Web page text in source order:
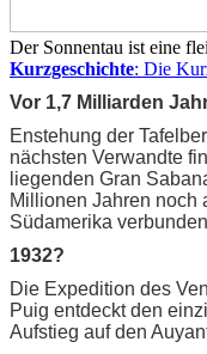
Der Sonnentau ist eine
Kurzgeschichte: Die
Vor 1,7 Milliarden
Enstehung der
nächsten Verwandte
liegenden Gran
Millionen Jahren noch
Südamerika
1932?
Die Expedition des
Puig entdeckt den
Aufstieg auf den